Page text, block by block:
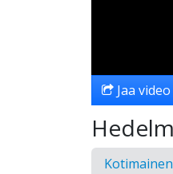
Jaa video